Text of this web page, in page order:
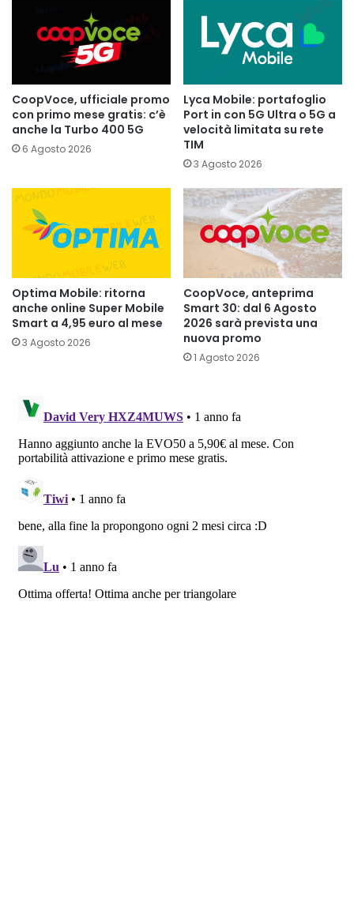
CoopVoce, ufficiale promo
con primo mese gratis: c’è
anche la Turbo 400 5G
6 Agosto 2026
Lyca Mobile: portafoglio
Port in con 5G Ultra o 5G a
velocità limitata su rete
TIM
3 Agosto 2026
Optima Mobile: ritorna
anche online Super Mobile
Smart a 4,95 euro al mese
3 Agosto 2026
CoopVoce, anteprima
Smart 30: dal 6 Agosto
2026 sarà prevista una
nuova promo
1 Agosto 2026